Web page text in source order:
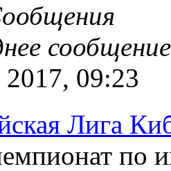
сообщение
09:23
Лига
по